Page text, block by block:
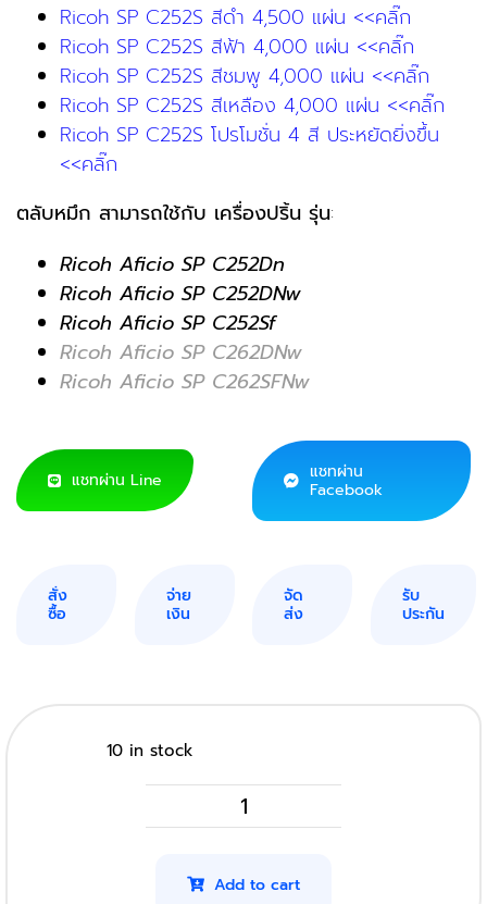
Ricoh SP C252S สีดำ 4,500 แผ่น <<คลิ๊ก
Ricoh SP C252S สีฟ้า 4,000 แผ่น <<คลิ๊ก
Ricoh SP C252S สีชมพู 4,000 แผ่น <<คลิ๊ก
Ricoh SP C252S สีเหลือง 4,000 แผ่น <<คลิ๊ก
Ricoh SP C252S โปรโมชั่น 4 สี ประหยัดยิ่งขึ้น
<<คลิ๊ก
ตลับหมึก สามารถใช้กับ เครื่องปริ้น รุ่น:
Ricoh Aficio SP C252Dn
Ricoh Aficio SP C252DNw
Ricoh Aficio SP C252Sf
Ricoh Aficio SP C262DNw
Ricoh Aficio SP C262SFNw
แชทผ่าน Line
แชทผ่าน
Facebook
สั่ง
ซื้อ
จ่าย
เงิน
จัด
ส่ง
รับ
ประกัน
10 in stock
Ricoh
รุ่น
Add to cart